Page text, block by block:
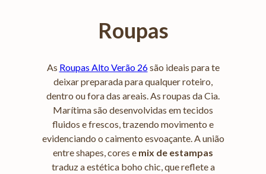
Roupas
As Roupas Alto Verão 26são ideais para te
deixar preparada para qualquer roteiro,
dentro ou fora das areais. As roupas da Cia.
Marítima são desenvolvidas em tecidos
fluidos e frescos, trazendo movimento e
evidenciando o caimento esvoaçante. A união
entre shapes, cores e mix de estampas
traduz a estética boho chic, que reflete a